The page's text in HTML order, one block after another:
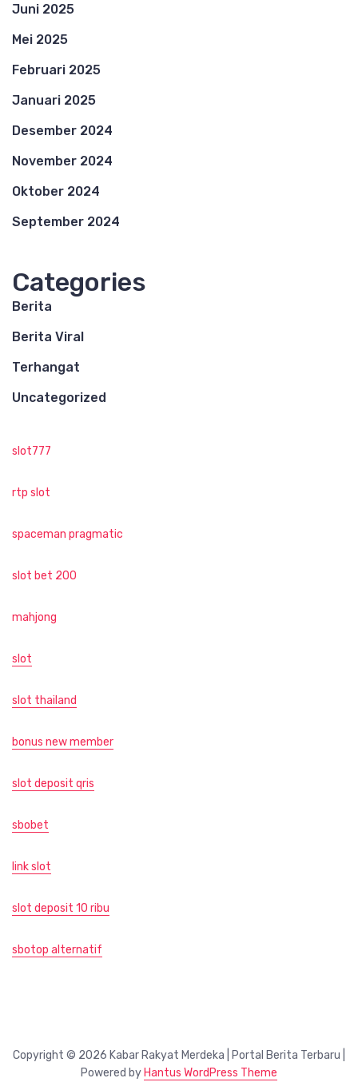
Juni 2025
Mei 2025
Februari 2025
Januari 2025
Desember 2024
November 2024
Oktober 2024
September 2024
Categories
Berita
Berita Viral
Terhangat
Uncategorized
slot777
rtp slot
spaceman pragmatic
slot bet 200
mahjong
slot
slot thailand
bonus new member
slot deposit qris
sbobet
link slot
slot deposit 10 ribu
sbotop alternatif
Copyright © 2026 Kabar Rakyat Merdeka | Portal Berita Terbaru |
Powered by Hantus WordPress Theme